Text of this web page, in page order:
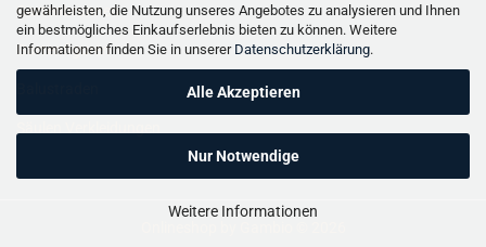
gewährleisten, die Nutzung unseres Angebotes zu analysieren und Ihnen
ein bestmögliches Einkaufserlebnis bieten zu können. Weitere
Informationen finden Sie in unserer Datenschutzerklärung.
Alle Akzeptieren
Nur Notwendige
Weitere Informationen
Gartenbrunnen
Gartenfiguren